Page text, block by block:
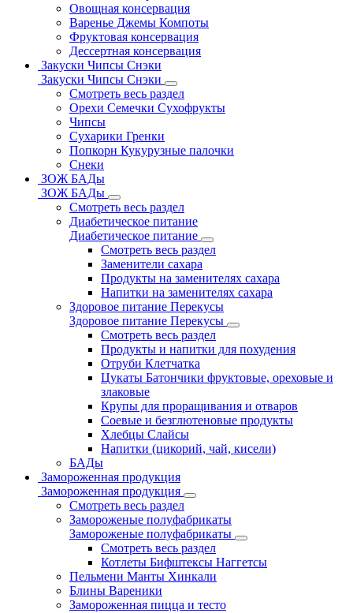
Овощная консервация
Варенье Джемы Компоты
Фруктовая консервация
Дессертная консервация
Закуски Чипсы Снэки
Закуски Чипсы Снэки
Смотреть весь раздел
Орехи Семечки Сухофрукты
Чипсы
Сухарики Гренки
Попкорн Кукурузные палочки
Снеки
ЗОЖ БАДы
ЗОЖ БАДы
Смотреть весь раздел
Диабетическое питание
Диабетическое питание
Смотреть весь раздел
Заменители сахара
Продукты на заменителях сахара
Напитки на заменителях сахара
Здоровое питание Перекусы
Здоровое питание Перекусы
Смотреть весь раздел
Продукты и напитки для похудения
Отруби Клетчатка
Цукаты Батончики фруктовые, ореховые и
злаковые
Крупы для проращивания и отваров
Соевые и безглютеновые продукты
Хлебцы Слайсы
Напитки (цикорий, чай, кисели)
БАДы
Замороженная продукция
Замороженная продукция
Смотреть весь раздел
Замороженые полуфабрикаты
Замороженые полуфабрикаты
Смотреть весь раздел
Котлеты Бифштексы Наггетсы
Пельмени Манты Хинкали
Блины Вареники
Замороженная пицца и тесто